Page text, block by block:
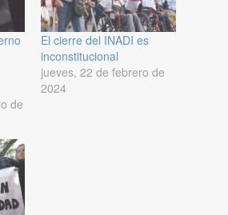
de
El cierre del INADI es
inconstitucional
jueves, 22 de febrero de
2024